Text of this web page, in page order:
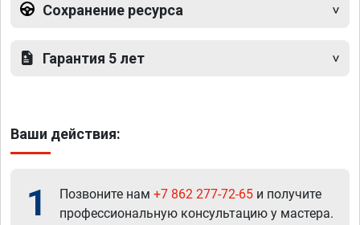
Сохранение ресурса
Гарантия 5 лет
Ваши действия:
1 Позвоните нам +7 862 277-72-65 и получите
профессиональную консультацию у мастера.